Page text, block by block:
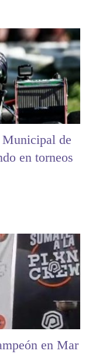
Municipal de
en torneos
en Mar